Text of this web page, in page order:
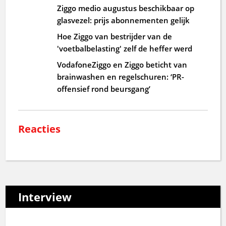
Ziggo medio augustus beschikbaar op
glasvezel: prijs abonnementen gelijk
Hoe Ziggo van bestrijder van de
'voetbalbelasting' zelf de heffer werd
VodafoneZiggo en Ziggo beticht van
brainwashen en regelschuren: ‘PR-
offensief rond beursgang’
Reacties
Interview